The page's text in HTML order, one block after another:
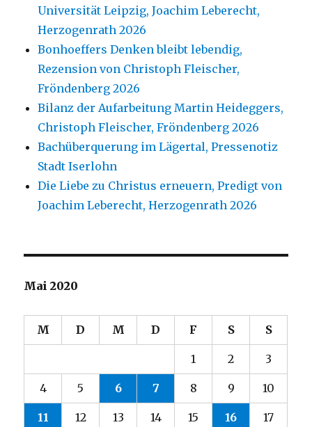
Universität Leipzig, Joachim Leberecht,
Herzogenrath 2026
Bonhoeffers Denken bleibt lebendig,
Rezension von Christoph Fleischer,
Fröndenberg 2026
Bilanz der Aufarbeitung Martin Heideggers,
Christoph Fleischer, Fröndenberg 2026
Bachüberquerung im Lägertal, Pressenotiz
Stadt Iserlohn
Die Liebe zu Christus erneuern, Predigt von
Joachim Leberecht, Herzogenrath 2026
Mai 2020
M D M D F S S
1 2 3
4 5 6 7 8 9 10
11 12 13 14 15 16 17